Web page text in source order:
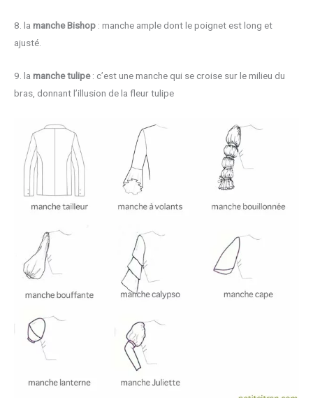
8. la manche Bishop : manche ample dont le poignet est long et
ajusté.
9. la manche tulipe: c’est une manche qui se croise sur le milieu du
bras, donnant l’illusion de la fleur tulipe